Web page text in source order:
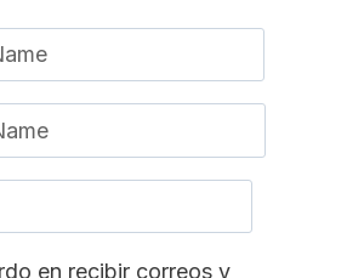
en recibir correos y